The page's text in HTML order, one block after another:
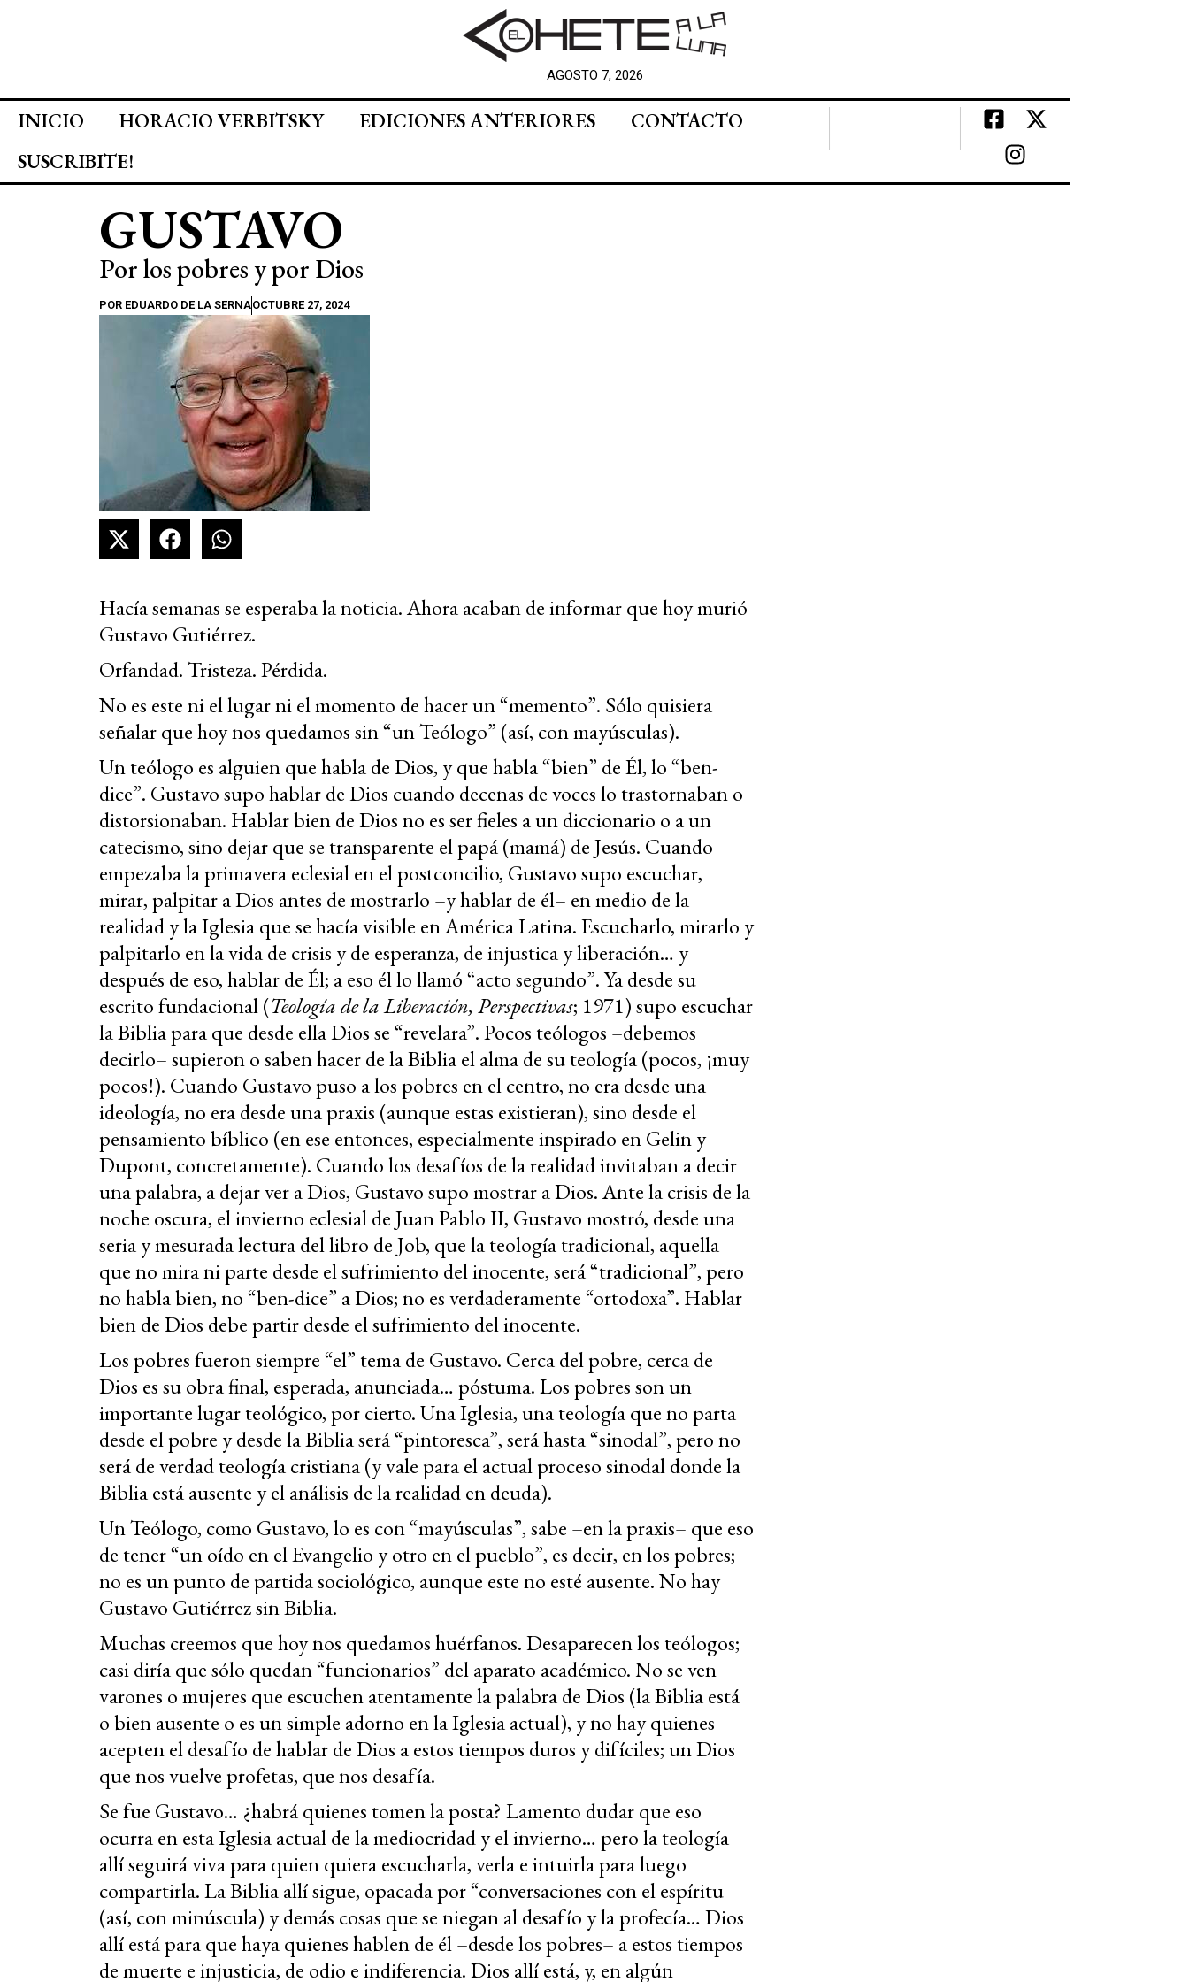
AGOSTO 7, 2026
INICIO HORACIO VERBITSKY EDICIONES ANTERIORES
CONTACTO
SUSCRIBITE!
GUSTAVO
Por los pobres y por Dios
POR EDUARDO DE LA SERNAOCTUBRE 27, 2024
Hacía semanas se esperaba la noticia. Ahora acaban de informar que hoy murió
Gustavo Gutiérrez.
Orfandad. Tristeza. Pérdida.
No es este ni el lugar ni el momento de hacer un “memento”. Sólo quisiera
señalar que hoy nos quedamos sin “un Teólogo” (así, con mayúsculas).
Un teólogo es alguien que habla de Dios, y que habla “bien” de Él, lo “ben-
dice”. Gustavo supo hablar de Dios cuando decenas de voces lo trastornaban o
distorsionaban. Hablar bien de Dios no es ser fieles a un diccionario o a un
catecismo, sino dejar que se transparente el papá (mamá) de Jesús. Cuando
empezaba la primavera eclesial en el postconcilio, Gustavo supo escuchar,
mirar, palpitar a Dios antes de mostrarlo –y hablar de él– en medio de la
realidad y la Iglesia que se hacía visible en América Latina. Escucharlo, mirarlo y
palpitarlo en la vida de crisis y de esperanza, de injustica y liberación… y
después de eso, hablar de Él; a eso él lo llamó “acto segundo”. Ya desde su
escrito fundacional (Teología de la Liberación, Perspectivas; 1971) supo escuchar
la Biblia para que desde ella Dios se “revelara”. Pocos teólogos –debemos
decirlo– supieron o saben hacer de la Biblia el alma de su teología (pocos, ¡muy
pocos!). Cuando Gustavo puso a los pobres en el centro, no era desde una
ideología, no era desde una praxis (aunque estas existieran), sino desde el
pensamiento bíblico (en ese entonces, especialmente inspirado en Gelin y
Dupont, concretamente). Cuando los desafíos de la realidad invitaban a decir
una palabra, a dejar ver a Dios, Gustavo supo mostrar a Dios. Ante la crisis de la
noche oscura, el invierno eclesial de Juan Pablo II, Gustavo mostró, desde una
seria y mesurada lectura del libro de Job, que la teología tradicional, aquella
que no mira ni parte desde el sufrimiento del inocente, será “tradicional”, pero
no habla bien, no “ben-dice” a Dios; no es verdaderamente “ortodoxa”. Hablar
bien de Dios debe partir desde el sufrimiento del inocente.
Los pobres fueron siempre “el” tema de Gustavo. Cerca del pobre, cerca de
Dios es su obra final, esperada, anunciada… póstuma. Los pobres son un
importante lugar teológico, por cierto. Una Iglesia, una teología que no parta
desde el pobre y desde la Biblia será “pintoresca”, será hasta “sinodal”, pero no
será de verdad teología cristiana (y vale para el actual proceso sinodal donde la
Biblia está ausente y el análisis de la realidad en deuda).
Un Teólogo, como Gustavo, lo es con “mayúsculas”, sabe –en la praxis– que eso
de tener “un oído en el Evangelio y otro en el pueblo”, es decir, en los pobres;
no es un punto de partida sociológico, aunque este no esté ausente. No hay
Gustavo Gutiérrez sin Biblia.
Muchas creemos que hoy nos quedamos huérfanos. Desaparecen los teólogos;
casi diría que sólo quedan “funcionarios” del aparato académico. No se ven
varones o mujeres que escuchen atentamente la palabra de Dios (la Biblia está
o bien ausente o es un simple adorno en la Iglesia actual), y no hay quienes
acepten el desafío de hablar de Dios a estos tiempos duros y difíciles; un Dios
que nos vuelve profetas, que nos desafía.
Se fue Gustavo… ¿habrá quienes tomen la posta? Lamento dudar que eso
ocurra en esta Iglesia actual de la mediocridad y el invierno… pero la teología
allí seguirá viva para quien quiera escucharla, verla e intuirla para luego
compartirla. La Biblia allí sigue, opacada por “conversaciones con el espíritu
(así, con minúscula) y demás cosas que se niegan al desafío y la profecía… Dios
allí está para que haya quienes hablen de él –desde los pobres– a estos tiempos
de muerte e injusticia, de odio e indiferencia. Dios allí está, y, en algún